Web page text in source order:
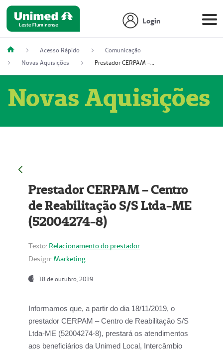
Login
Acesso Rápido
Comunicação
Novas Aquisições
Prestador CERPAM – Centro de Reabilitação S/S Ltda-ME (52004274-8)
Novas Aquisições
Prestador CERPAM – Centro
de Reabilitação S/S Ltda-ME
(52004274-8)
Texto: Relacionamento do prestador
Design: Marketing
18 de outubro, 2019
Informamos que, a partir do dia 18/11/2019, o
prestador CERPAM – Centro de Reabilitação S/S
Ltda-ME (52004274-8), prestará os atendimentos
aos beneficiários da Unimed Local, Intercâmbio